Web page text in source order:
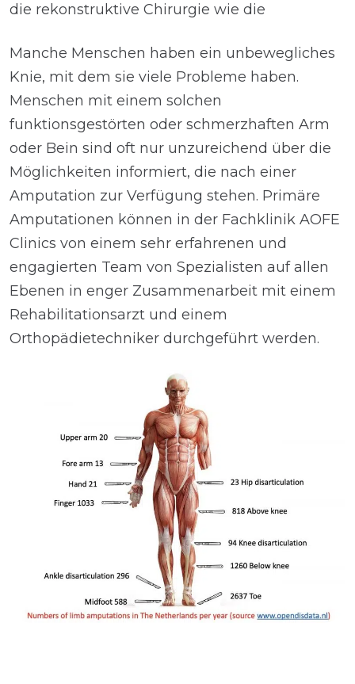
die rekonstruktive Chirurgie wie die
Manche Menschen haben ein unbewegliches
Knie, mit dem sie viele Probleme haben.
Menschen mit einem solchen
funktionsgestörten oder schmerzhaften Arm
oder Bein sind oft nur unzureichend über die
Möglichkeiten informiert, die nach einer
Amputation zur Verfügung stehen. Primäre
Amputationen können in der Fachklinik AOFE
Clinics von einem sehr erfahrenen und
engagierten Team von Spezialisten auf allen
Ebenen in enger Zusammenarbeit mit einem
Rehabilitationsarzt und einem
Orthopädietechniker durchgeführt werden.